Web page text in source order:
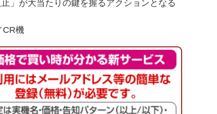
」が大当たりの鍵を握るアクションとなる
CR機